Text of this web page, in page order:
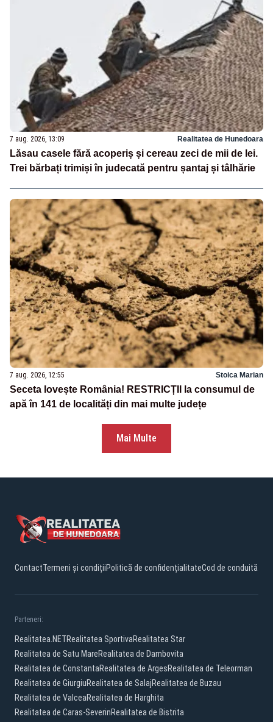
7 aug. 2026, 13:09 Realitatea de Hunedoara
Lăsau casele fără acoperiș și cereau zeci de mii de lei.
Trei bărbați trimiși în judecată pentru șantaj și tâlhărie
7 aug. 2026, 12:55 Stoica Marian
Seceta lovește România! RESTRICȚII la consumul de
apă în 141 de localități din mai multe județe
Mai Multe
ContactTermeni și condițiiPolitică de confidențialitateCod de conduită
Parteneri:
Realitatea.NETRealitatea SportivaRealitatea Star
Realitatea de Satu MareRealitatea de Dambovita
Realitatea de ConstantaRealitatea de ArgesRealitatea de Teleorman
Realitatea de GiurgiuRealitatea de SalajRealitatea de Buzau
Realitatea de ValceaRealitatea de Harghita
Realitatea de Caras-SeverinRealitatea de Bistrita